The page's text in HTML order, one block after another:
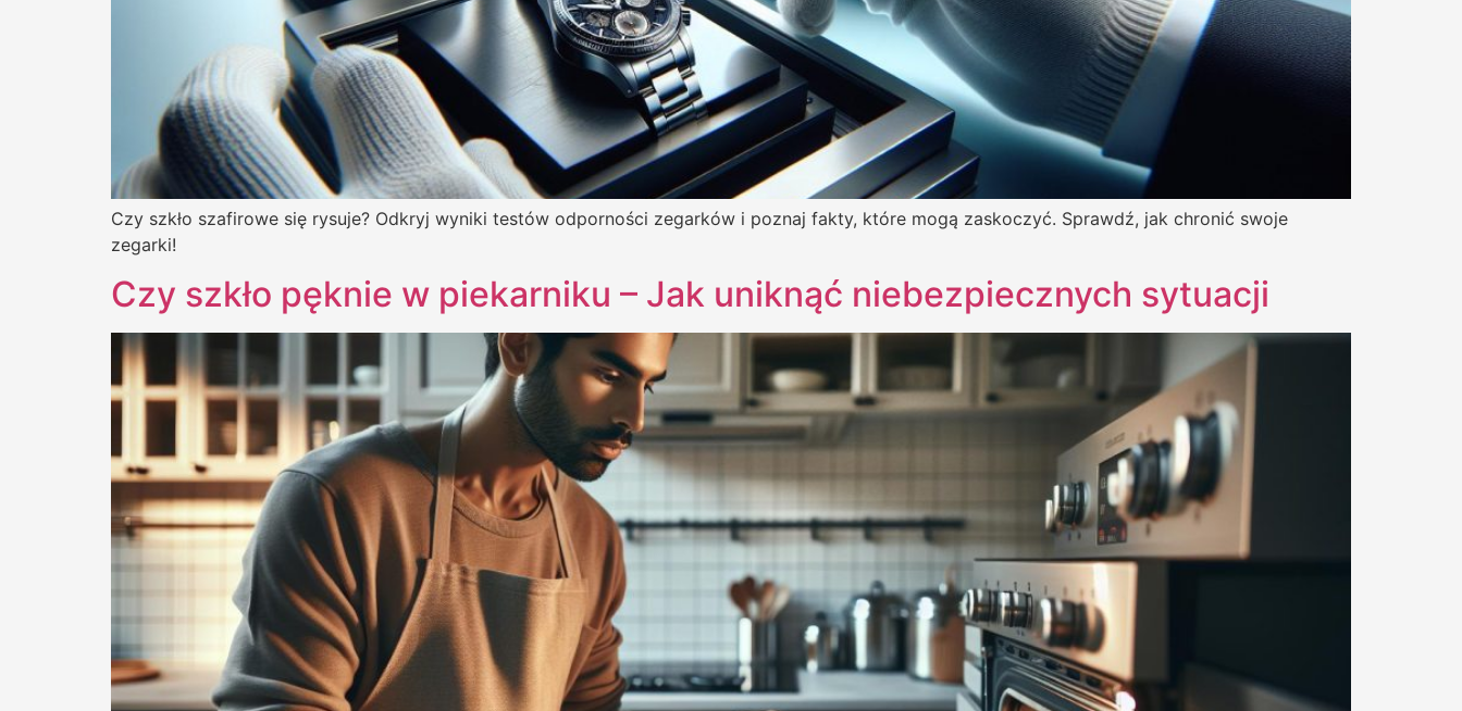
Czy szkło szafirowe się rysuje? Odkryj wyniki testów odporności zegarków i poznaj fakty, które mogą zaskoczyć. Sprawdź, jak chronić swoje
zegarki!
Czy szkło pęknie w piekarniku – Jak uniknąć niebezpiecznych sytuacji